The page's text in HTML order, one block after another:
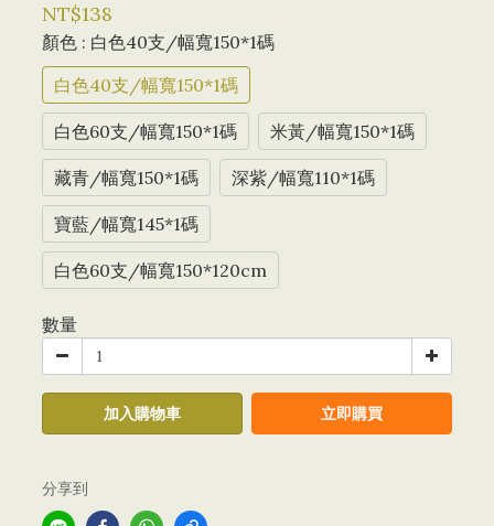
NT$138
顏色 : 白色40支/幅寬150*1碼
白色40支/幅寬150*1碼
白色60支/幅寬150*1碼 米黃/幅寬150*1碼
藏青/幅寬150*1碼 深紫/幅寬110*1碼
寶藍/幅寬145*1碼
白色60支/幅寬150*120cm
數量
加入購物車 立即購買
分享到